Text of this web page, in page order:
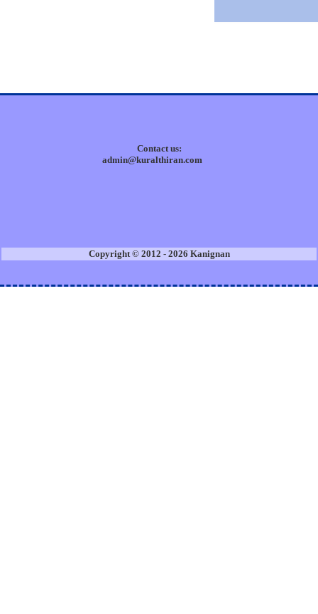
Contact us:
admin@kuralthiran.com
Copyright © 2012 - 2026 Kanignan